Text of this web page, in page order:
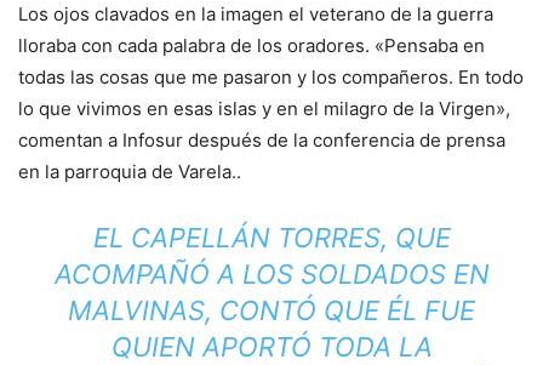
Los ojos clavados en la imagen el veterano de la guerra
lloraba con cada palabra de los oradores. «Pensaba en
todas las cosas que me pasaron y los compañeros. En todo
lo que vivimos en esas islas y en el milagro de la Virgen»,
comentan a Infosur después de la conferencia de prensa
en la parroquia de Varela..
EL CAPELLÁN TORRES, QUE
ACOMPAÑÓ A LOS SOLDADOS EN
MALVINAS, CONTÓ QUE ÉL FUE
QUIEN APORTÓ TODA LA